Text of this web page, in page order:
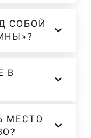
СОБОЙ
В
МЕСТО